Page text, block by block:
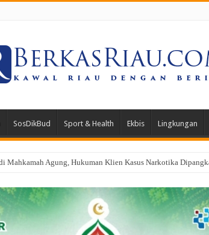
SosDikBud Sport & Health Ekbis Lingkungan
Rohil Terjunkan 1 SST Dalam Apel Gabungan